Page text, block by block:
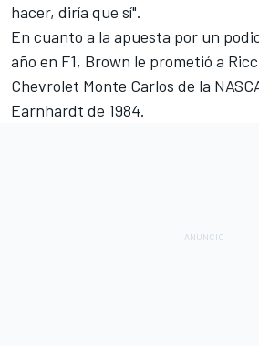
hacer, diría que sí".
En cuanto a la apuesta por un
año en F1, Brown le prometió a
Chevrolet Monte Carlos de la
Earnhardt de 1984.